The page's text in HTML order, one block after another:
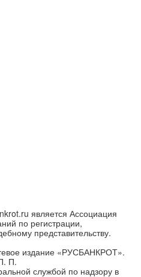
является Ассоциация
по регистрации,
представительству.
издание «РУСБАНКРОТ».
П.
службой по надзору в